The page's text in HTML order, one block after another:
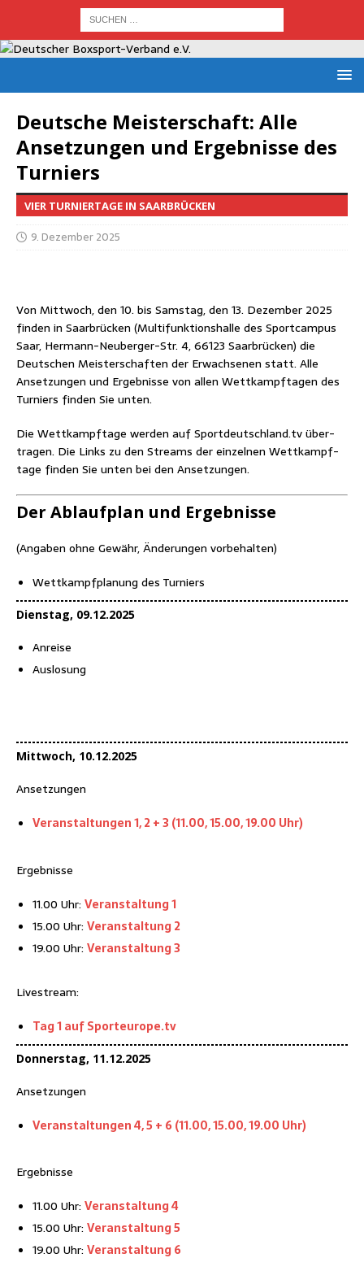
Deut­sche Meis­ter­schaft: Alle
Anset­zun­gen und Ergeb­nis­se des
Turniers
VIER TURNIERTAGE IN SAARBRÜCKEN
9. Dezember 2025
Von Mitt­woch, den 10. bis Sams­tag, den 13. Dezem­ber 2025
fin­den in Saar­brü­cken (Mul­ti­funk­ti­ons­hal­le des Sport­cam­pus
Saar, Her­mann-Neu­ber­ger-Str. 4, 66123 Saar­brü­cken) die
Deut­schen Meis­ter­schaf­ten der Erwach­se­nen statt. Alle
Anset­zun­gen und Ergeb­nis­se von allen Wett­kampf­ta­gen des
Tur­niers fin­den Sie unten.
Die Wett­kampf­ta­ge wer­den auf Sportdeutschland.tv über­
tra­gen. Die Links zu den Streams der ein­zel­nen Wett­kampf­
ta­ge fin­den Sie unten bei den Ansetzungen.
Der Ablauf­plan und Ergebnisse
(Anga­ben ohne Gewähr, Ände­run­gen vorbehalten)
Wett­kampf­pla­nung des Turniers
Diens­tag, 09.12.2025
Anrei­se
Aus­lo­sung
Mitt­woch, 10.12.2025
Anset­zun­gen
Ver­an­stal­tun­gen 1, 2 + 3 (11.00, 15.00, 19.00 Uhr)
Ergeb­nis­se
11.00 Uhr: Ver­an­stal­tung 1
15.00 Uhr: Ver­an­stal­tung 2
19.00 Uhr: Ver­an­stal­tung 3
Live­stream:
Tag 1 auf Sporteurope.tv
Don­ners­tag, 11.12.2025
Anset­zun­gen
Ver­an­stal­tun­gen 4, 5 + 6 (11.00, 15.00, 19.00 Uhr)
Ergeb­nis­se
11.00 Uhr: Ver­an­stal­tung 4
15.00 Uhr: Ver­an­stal­tung 5
19.00 Uhr: Ver­an­stal­tung 6